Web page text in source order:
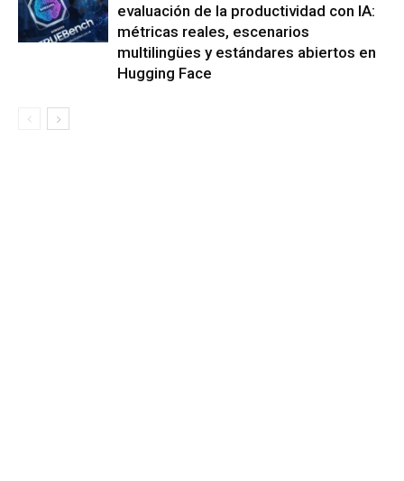
evaluación de la productividad con IA:
métricas reales, escenarios
multilingües y estándares abiertos en
Hugging Face